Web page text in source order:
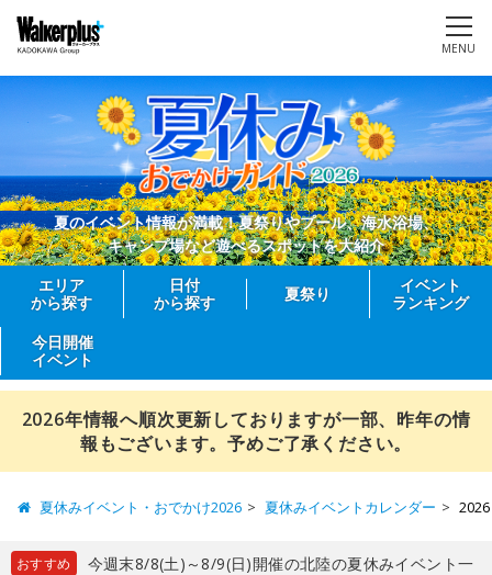
MENU
夏のイベント情報が満載！夏祭りやプール、海水浴場、
キャンプ場など遊べるスポットを大紹介
エリア
から探す
日付
から探す
夏祭り
イベント
ランキング
今日開催
イベント
2026年情報へ順次更新しておりますが一部、昨年の情
報もございます。予めご了承ください。
夏休みイベント・おでかけ2026 夏休みイベントカレンダー
おすすめ
今週末8/8(土)～8/9(日)開催の北陸の夏休みイベント一